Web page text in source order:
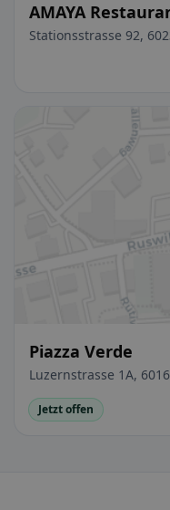
AMAYA
Stationsstrasse 92,
Piazza Verde
Luzernstrasse 1A,
Jetzt offen